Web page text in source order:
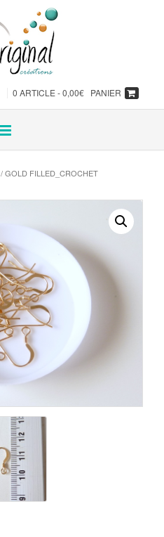
0 ARTICLE -0,00€ PANIER
/ GOLD FILLED_CROCHET